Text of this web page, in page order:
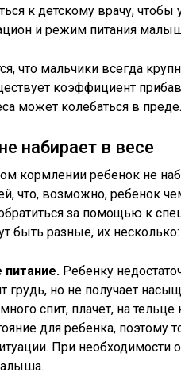
к детскому врачу, чтобы
и режим питания
что мальчики всегда
коэффициент
может колебаться в
набирает в весе
кормлении ребенок не
что, возможно, ребенок
за помощью к
быть разные, их несколько:
питание. Ребенку
грудь, но не получает
спит, плачет, на
для ребенка, поэтому
При